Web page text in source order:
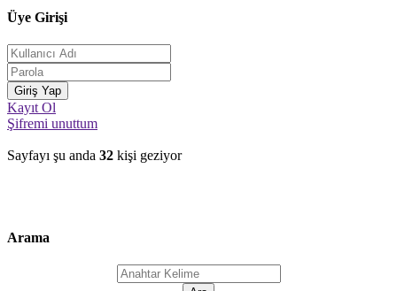
Üye Girişi
Kayıt Ol
Şifremi unuttum
Sayfayı şu anda 32 kişi geziyor
Arama